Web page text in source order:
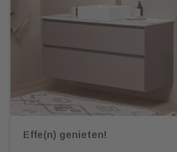
Effe(n) genieten!